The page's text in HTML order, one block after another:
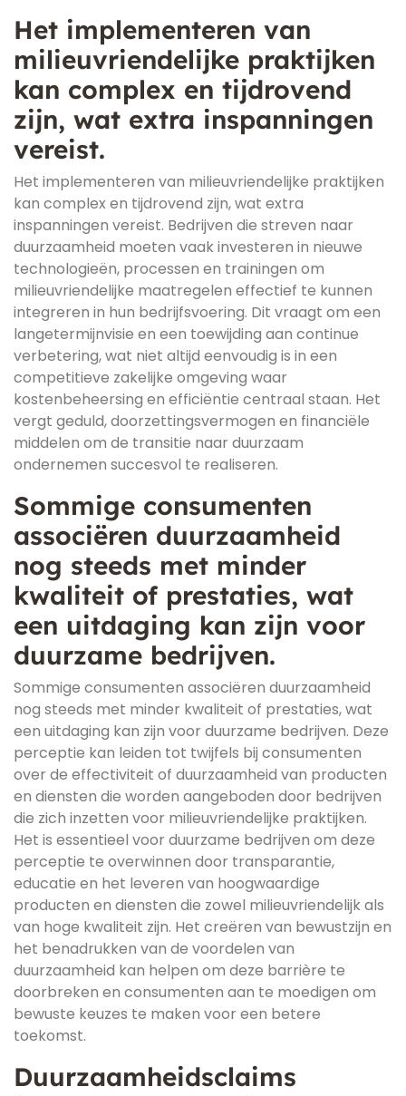
Het implementeren van
milieuvriendelijke praktijken
kan complex en tijdrovend
zijn, wat extra inspanningen
vereist.
Het implementeren van milieuvriendelijke praktijken
kan complex en tijdrovend zijn, wat extra
inspanningen vereist. Bedrijven die streven naar
duurzaamheid moeten vaak investeren in nieuwe
technologieën, processen en trainingen om
milieuvriendelijke maatregelen effectief te kunnen
integreren in hun bedrijfsvoering. Dit vraagt om een
langetermijnvisie en een toewijding aan continue
verbetering, wat niet altijd eenvoudig is in een
competitieve zakelijke omgeving waar
kostenbeheersing en efficiëntie centraal staan. Het
vergt geduld, doorzettingsvermogen en financiële
middelen om de transitie naar duurzaam
ondernemen succesvol te realiseren.
Sommige consumenten
associëren duurzaamheid
nog steeds met minder
kwaliteit of prestaties, wat
een uitdaging kan zijn voor
duurzame bedrijven.
Sommige consumenten associëren duurzaamheid
nog steeds met minder kwaliteit of prestaties, wat
een uitdaging kan zijn voor duurzame bedrijven. Deze
perceptie kan leiden tot twijfels bij consumenten
over de effectiviteit of duurzaamheid van producten
en diensten die worden aangeboden door bedrijven
die zich inzetten voor milieuvriendelijke praktijken.
Het is essentieel voor duurzame bedrijven om deze
perceptie te overwinnen door transparantie,
educatie en het leveren van hoogwaardige
producten en diensten die zowel milieuvriendelijk als
van hoge kwaliteit zijn. Het creëren van bewustzijn en
het benadrukken van de voordelen van
duurzaamheid kan helpen om deze barrière te
doorbreken en consumenten aan te moedigen om
bewuste keuzes te maken voor een betere
toekomst.
Duurzaamheidsclaims